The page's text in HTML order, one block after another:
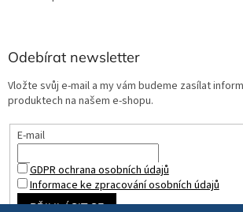
Odebírat newsletter
Vložte svůj e-mail a my vám budeme zasílat
produktech na našem e-shopu.
E-mail
GDPR ochrana osobních údajů
Informace ke zpracování osobních údajů
PŘIHLÁSIT SE